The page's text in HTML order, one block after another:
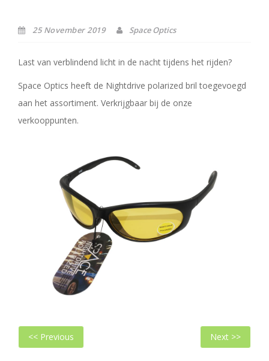
25 November 2019 Space Optics
Last van verblindend licht in de nacht tijdens het rijden?
Space Optics heeft de Nightdrive polarized bril toegevoegd
aan het assortiment. Verkrijgbaar bij de onze
verkooppunten.
Bericht
navigatie
<< Previous Next >>